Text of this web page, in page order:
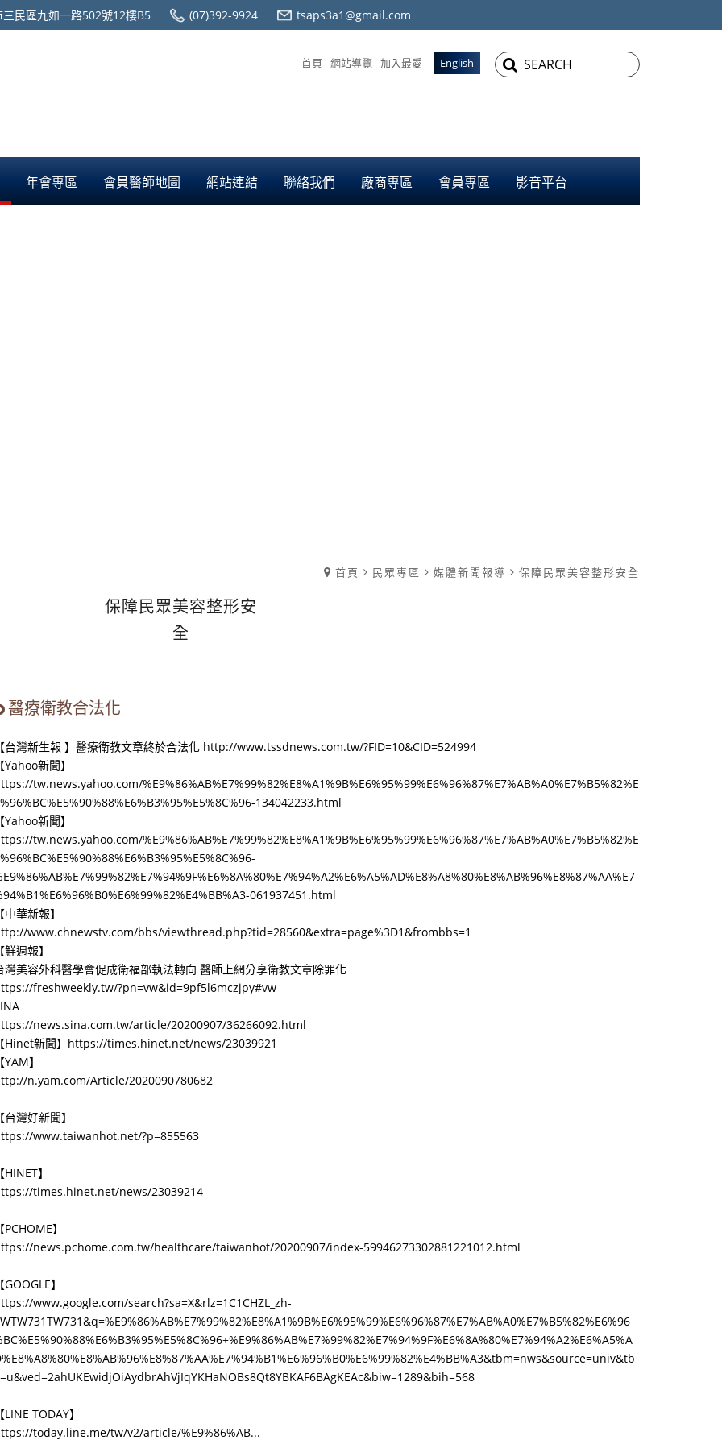
三民區九如一路502號12樓B5 (07)392-9924 tsaps3a1@gmail.com
首頁 網站導覽 加入最愛 English
年會專區 會員醫師地圖 網站連結 聯絡我們 廠商專區 會員專區 影音平台
首頁 民眾專區 媒體新聞報導 保障民眾美容整形安全
保障民眾美容整形安
全
醫療衛教合法化
【台灣新生報 】醫療衛教文章終於合法化 http://www.tssdnews.com.tw/?FID=10&CID=524994
【Yahoo新聞】
tw.news.yahoo.com/%E9%86%AB%E7%99%82%E8%A1%9B%E6%95%99%E6%96%87%E7%AB%A0%E7%B5%82%E
134042233.html
【Yahoo新聞】
tw.news.yahoo.com/%E9%86%AB%E7%99%82%E8%A1%9B%E6%95%99%E6%96%87%E7%AB%A0%E7%B5%82%E
061937451.html
【中華新報】
www.chnewstv.com/bbs/viewthread.php?tid=28560&extra=page%3D1&frombbs=1
【鮮週報】
灣美容外科醫學會促成衛福部執法轉向 醫師上網分享衛教文章除罪化
freshweekly.tw/?pn=vw&id=9pf5l6mczjpy#vw
news.sina.com.tw/article/20200907/36266092.html
【Hinet新聞】https://times.hinet.net/news/23039921
【YAM】
n.yam.com/Article/2020090780682
【台灣好新聞】
www.taiwanhot.net/?p=855563
【HINET】
times.hinet.net/news/23039214
【PCHOME】
news.pchome.com.tw/healthcare/taiwanhot/20200907/index-59946273302881221012.html
【GOOGLE】
www.google.com/search?sa=X&rlz=1C1CHZL_zh-
【LINE TODAY】
today.line.me/tw/v2/article/%E9%86%AB...